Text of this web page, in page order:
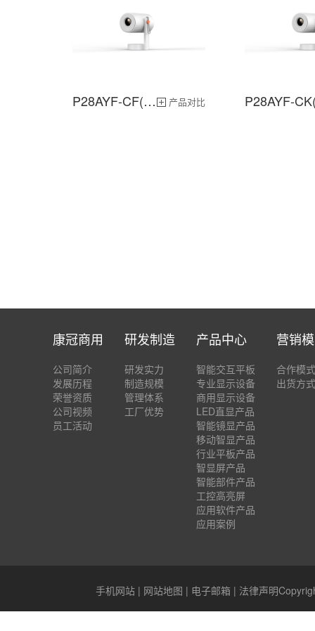
P28AYF-CF(MT9660) 投影仪 产品对比
康冠商用
公司简介
发展历程
荣誉资质
公司视频
员工活动
研发制造
研发实力
制造规模
管理体系
工厂优势
产品中心
智能交互平板
专业显示设备
商用显示设备
LED直显产品
智能镜显产品
移动智显产品
行业平板产品
智显屏产品
智能部件产品
工控高亮屏
应用软件产品
应用案例
营销
合作模式
出货方式
手机网站| 网站地图 | 电子邮箱| 法律声明